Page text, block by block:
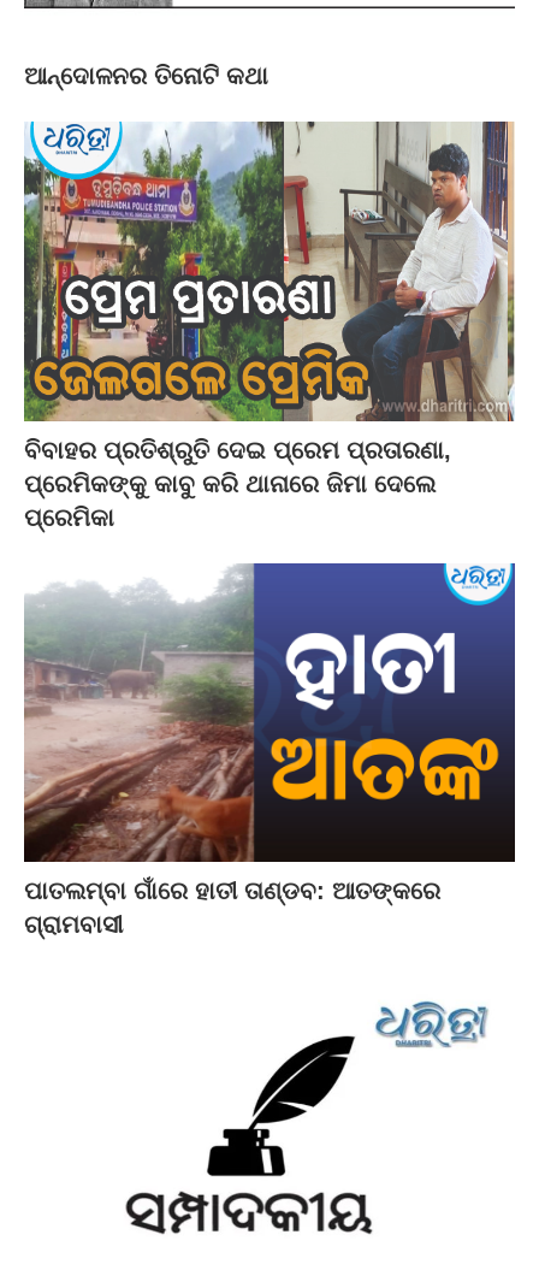
ଆନ୍ଦୋଳନର ତିନୋଟି କଥା
ବିବାହର ପ୍ରତିଶ୍ରୁତି ଦେଇ ପ୍ରେମ ପ୍ରତାରଣା,
ପ୍ରେମିକଙ୍କୁ କାବୁ କରି ଥାନାରେ ଜିମା ଦେଲେ
ପ୍ରେମିକା
ପାତଲମ୍ବା ଗାଁରେ ହାତୀ ତାଣ୍ଡବ: ଆତଙ୍କରେ
ଗ୍ରାମବାସୀ